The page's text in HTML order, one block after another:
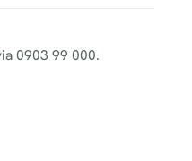
0903 99 000.